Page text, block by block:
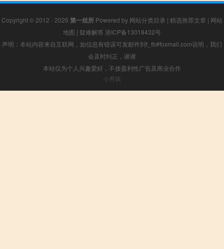
Copyright © 2012 - 2026 第一丝所 Powered by 网站分类目录 | 精选推荐文章 | 网站
地图 | 疑难解答 浙ICP备13018432号
声明：本站内容来自互联网，如信息有错误可发邮件到f_fb#foxmail.com说明，我们
会及时纠正，谢谢
本站仅为个人兴趣爱好，不接盈利性广告及商业合作
小男孩